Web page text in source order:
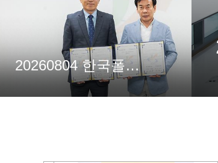
20260804 한국폴리텍 II 대학 업무 협약식